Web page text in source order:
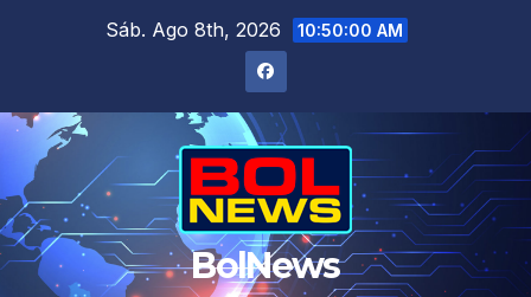
Sáb. Ago 8th, 2026 10:50:00 AM
BolNews